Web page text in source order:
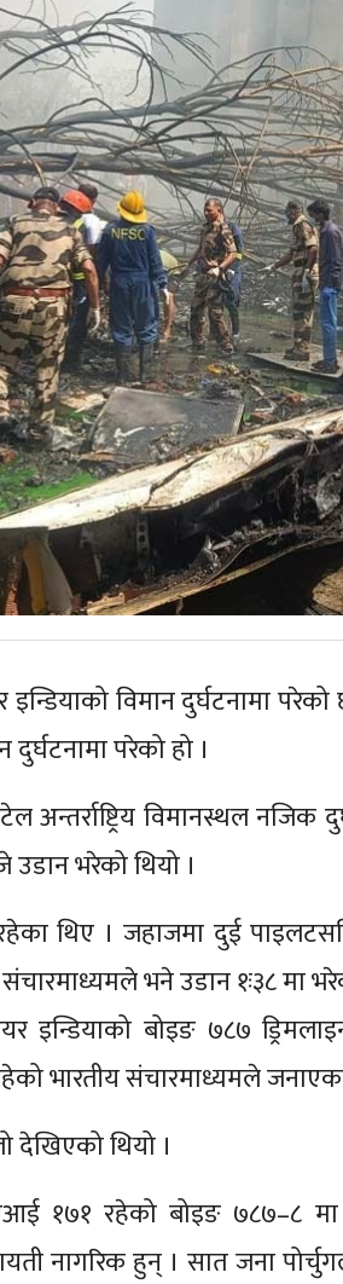
विमान दुर्घटनामा
परेको हो ।
विमानस्थल नजिक
भरेको थियो ।
थिए । जहाजमा दुई
भने उडान १ः३८ मा
बोइङ ७८७
भारतीय संचारमाध्यमले
देखिएको थियो ।
१७१ रहेको बोइङ ७८७–८
नागरिक हुन् । सात जना